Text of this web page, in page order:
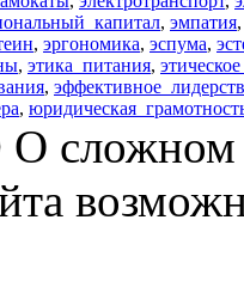
, эмпатия
, эргономика, эспума,
, этика_питания,
,
,
О сложном